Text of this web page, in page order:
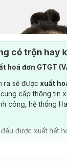
có trộn hay
hoá đơn GTGT
ra sẽ được xuất
cấp thông tin
công, hệ thống
được xuất hết